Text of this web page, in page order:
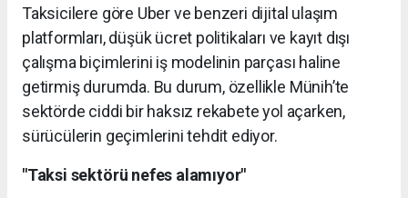
Taksicilere göre Uber ve benzeri dijital ulaşım
platformları, düşük ücret politikaları ve kayıt dışı
çalışma biçimlerini iş modelinin parçası haline
getirmiş durumda. Bu durum, özellikle Münih’te
sektörde ciddi bir haksız rekabete yol açarken,
sürücülerin geçimlerini tehdit ediyor.
"Taksi sektörü nefes alamıyor"